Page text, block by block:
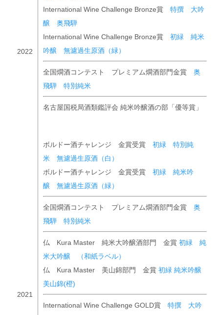
2022
International Wine Challenge Bronze賞 特撰 大吟
醸 奥飛騨
International Wine Challenge Bronze賞 初緑 純米
吟醸 無濾過生原酒（緑）
全国燗酒コンテスト プレミアム燗酒部門金賞 奥
飛騨 特別純米
名古屋国税局酒類鑑評会 純米吟醸酒の部「優等賞」
2021
ボルドー酒チャレンジ 金賞受賞 初緑 特別純
米 無濾過生原酒（白）
ボルドー酒チャレンジ 金賞受賞 初緑 純米吟
醸 無濾過生原酒（緑）
全国燗酒コンテスト プレミアム燗酒部門金賞 奥
飛騨 特別純米
仏 Kura Master 純米大吟醸酒部門 金賞 初緑 純
米大吟醸 （和紙ラベル）
仏 Kura Master 美山錦部門 金賞 初緑 純米吟醸
美山錦(橙)
International Wine Challenge GOLD賞 特撰 大吟